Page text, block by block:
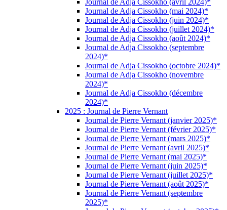
Journal de Adja Cissokho (avril 2024)*
Journal de Adja Cissokho (mai 2024)*
Journal de Adja Cissokho (juin 2024)*
Journal de Adja Cissokho (juillet 2024)*
Journal de Adja Cissokho (août 2024)*
Journal de Adja Cissokho (septembre
2024)*
Journal de Adja Cissokho (octobre 2024)*
Journal de Adja Cissokho (novembre
2024)*
Journal de Adja Cissokho (décembre
2024)*
2025 : Journal de Pierre Vernant
Journal de Pierre Vernant (janvier 2025)*
Journal de Pierre Vernant (février 2025)*
Journal de Pierre Vernant (mars 2025)*
Journal de Pierre Vernant (avril 2025)*
Journal de Pierre Vernant (mai 2025)*
Journal de Pierre Vernant (juin 2025)*
Journal de Pierre Vernant (juillet 2025)*
Journal de Pierre Vernant (août 2025)*
Journal de Pierre Vernant (septembre
2025)*